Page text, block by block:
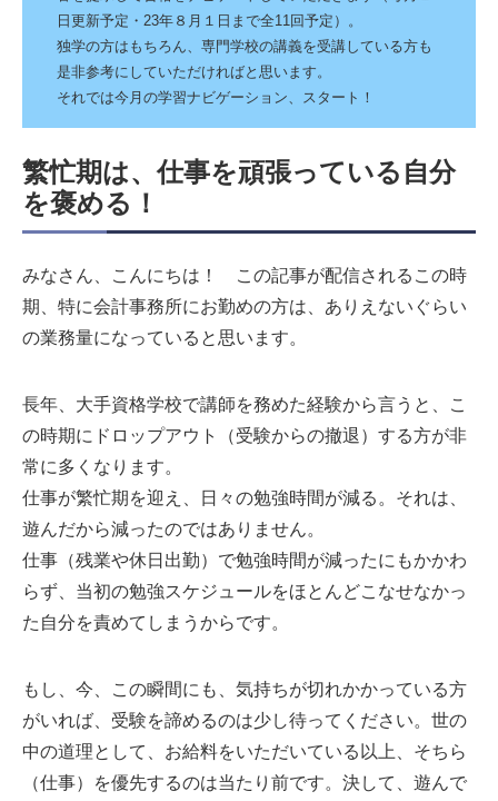
日更新予定・23年８月１日まで全11回予定）。
独学の方はもちろん、専門学校の講義を受講している方も
是非参考にしていただければと思います。
それでは今月の学習ナビゲーション、スタート！
繁忙期は、仕事を頑張っている自分
を褒める！
みなさん、こんにちは！ この記事が配信されるこの時
期、特に会計事務所にお勤めの方は、ありえないぐらい
の業務量になっていると思います。
長年、大手資格学校で講師を務めた経験から言うと、こ
の時期にドロップアウト（受験からの撤退）する方が非
常に多くなります。
仕事が繁忙期を迎え、日々の勉強時間が減る。それは、
遊んだから減ったのではありません。
仕事（残業や休日出勤）で勉強時間が減ったにもかかわ
らず、当初の勉強スケジュールをほとんどこなせなかっ
た自分を責めてしまうからです。
もし、今、この瞬間にも、気持ちが切れかかっている方
がいれば、受験を諦めるのは少し待ってください。世の
中の道理として、お給料をいただいている以上、そちら
（仕事）を優先するのは当たり前です。決して、遊んで